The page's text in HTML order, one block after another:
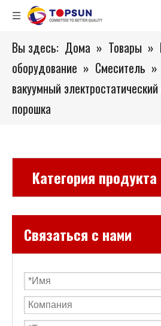
Вы здесь: Дома » Товары »
оборудование » Смеситель »
вакуумный
порошка
Категория продукта
Связаться с нами